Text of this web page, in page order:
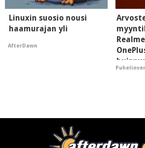
Linuxin suosio nousi
haamurajan yli
AfterDawn